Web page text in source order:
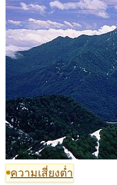
ความเสี่ยงต่ำ